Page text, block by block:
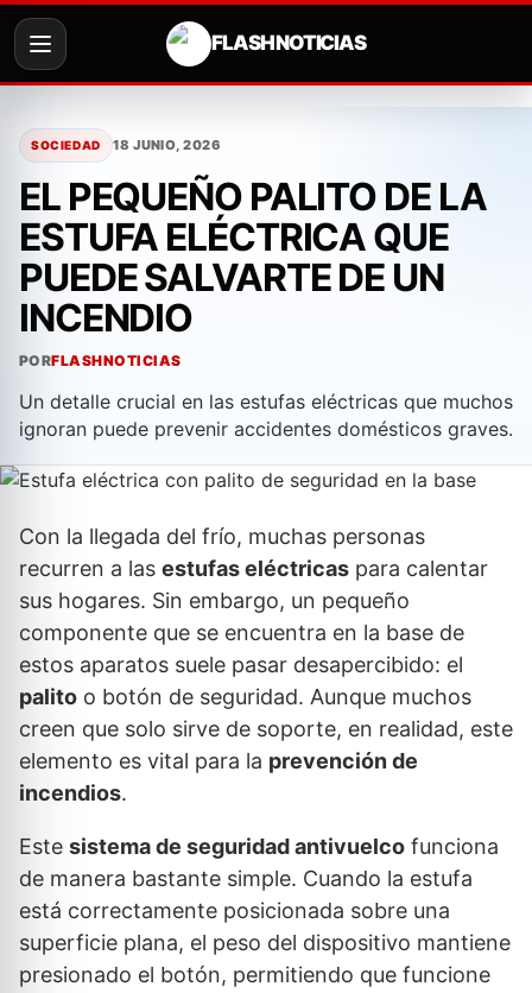
contenido
FLASH NOTICIAS
SOCIEDAD 18 JUNIO, 2026
EL PEQUEÑO PALITO DE LA
ESTUFA ELÉCTRICA QUE
PUEDE SALVARTE DE UN
INCENDIO
PORFLASHNOTICIAS
Un detalle crucial en las estufas eléctricas que muchos
ignoran puede prevenir accidentes domésticos graves.
Con la llegada del frío, muchas personas
recurren a las estufas eléctricas para calentar
sus hogares. Sin embargo, un pequeño
componente que se encuentra en la base de
estos aparatos suele pasar desapercibido: el
palito o botón de seguridad. Aunque muchos
creen que solo sirve de soporte, en realidad, este
elemento es vital para la prevención de
incendios.
Este sistema de seguridad antivuelco funciona
de manera bastante simple. Cuando la estufa
está correctamente posicionada sobre una
superficie plana, el peso del dispositivo mantiene
presionado el botón, permitiendo que funcione